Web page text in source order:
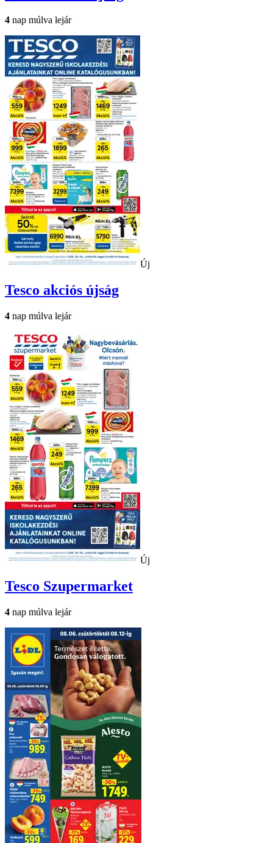
4 nap múlva lejár
Új
Tesco akciós újság
4 nap múlva lejár
Új
Tesco Szupermarket
4 nap múlva lejár